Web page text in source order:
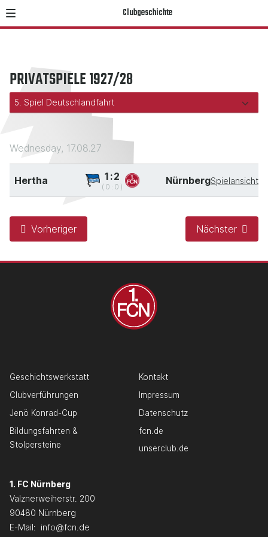
Clubgeschichte
PRIVATSPIELE 1927/28
Wednesday, 17.08.27
Hertha 1:2
(0:0) NürnbergSpielansicht
Vorheriger Nächster
Geschichtswerkstatt
Clubverführungen
Jenö Konrad-Cup
Bildungsfahrten &
Stolpersteine
Kontakt
Impressum
Datenschutz
fcn.de
unserclub.de
1. FC Nürnberg
Valznerweiherstr. 200
90480 Nürnberg
E-Mail: info@fcn.de